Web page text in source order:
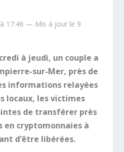
à 17:46 — Mis à jour le 9
à jeudi, un couple a
sur-Mer, près de
informations relayées
locaux, les victimes
de transférer près
en cryptomonnaies à
d’être libérées.